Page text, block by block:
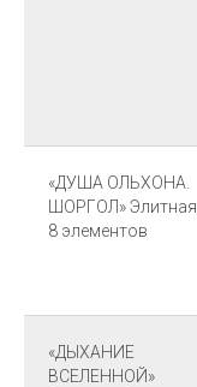
«ДУША ОЛЬХОНА.
ШОРГОЛ» Элитная,
8 элементов
«ДЫХАНИЕ
ВСЕЛЕННОЙ»